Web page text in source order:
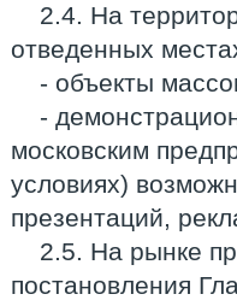
2.4. На
отведенных
- объекты
-
московским
условиях)
презентаций,
2.5. На рынке
постановления